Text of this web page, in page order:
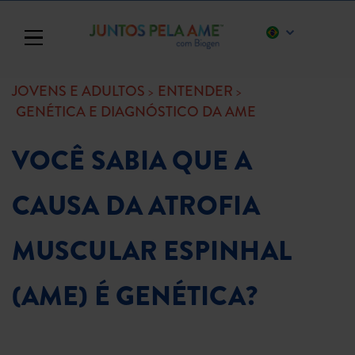
Toggle navigation
JOVENS E ADULTOS
ENTENDER
GENÉTICA E DIAGNÓSTICO DA AME
VOCÊ SABIA QUE A
CAUSA DA ATROFIA
MUSCULAR ESPINHAL
(AME) É GENÉTICA?